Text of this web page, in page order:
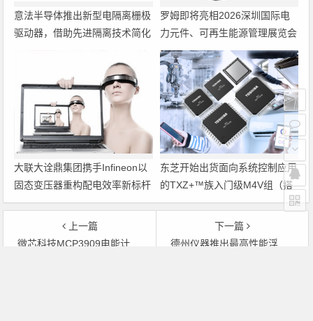
意法半导体推出新型电隔离栅极
驱动器，借助先进隔离技术简化
罗姆即将亮相2026深圳国际电
力元件、可再生能源管理展览会
暨研讨会
大联大诠鼎集团携手Infineon以
固态变压器重构配电效率新标杆
东芝开始出货面向系统控制应用
的TXZ+™族入门级M4V组（搭
载Arm Cortex‑M4内核的标准微
控制器）工程样品
上一篇
微芯科技MCP3909电能计量IC及参考设计适合高精度电表
下一篇
德州仪器推出最高性能浮点DSP